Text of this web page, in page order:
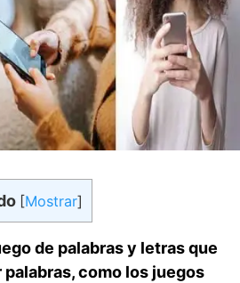
[Mostrar]
de palabras y letras que
como los juegos